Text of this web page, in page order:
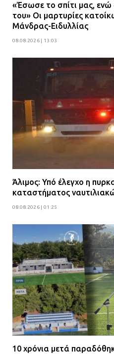
τους
για
επεμβάσεων
«Έσωσε το σπίτι μας, ενώ
του» Οι μαρτυρίες
Μάνδρας-Ειδυλλίας
08.08.2026 | 13:03
Άλιμος: Υπό έλεγχο η
καταστήματος
08.08.2026 | 01:25
10 χρόνια μετά